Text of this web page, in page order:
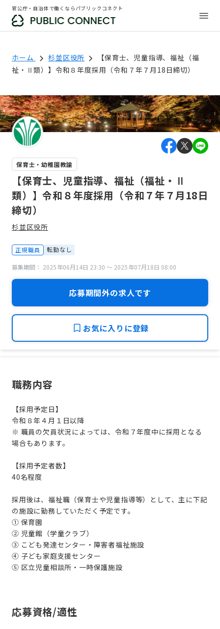
官公庁・自治体で働くならパブリックコネクト
ホーム 杉並区役所
【保育士、児童指導、福祉（福
祉・Ⅱ類）】令和８年度採用（令和７年７月18日締切）
保育士・幼稚園教諭
【保育士、児童指導、福祉（福祉・Ⅱ
類）】令和８年度採用（令和７年７月18日
締切）
杉並区役所
正規職員 転勤なし
募集期間： 2025年06月14日 23:30 〜 2025年07月18日 08:00
応募期間外の求人です
お気に入りに登録
職務内容
【採用予定日】
令和８年４月１日以降
※ 職員の欠員状況によっては、令和７年度中に採用となる
場合もあります。
【採用予定者数】
40名程度
採用後は、福祉職（保育士や児童指導等）として、主に下記
の施設に勤務していただく予定です。
① 保育園
② 児童館（学童クラブ）
③ こども発達センター・障害者福祉施設
④ 子ども家庭支援センター
⑤ 区立児童相談所・一時保護施設
応募資格/適性